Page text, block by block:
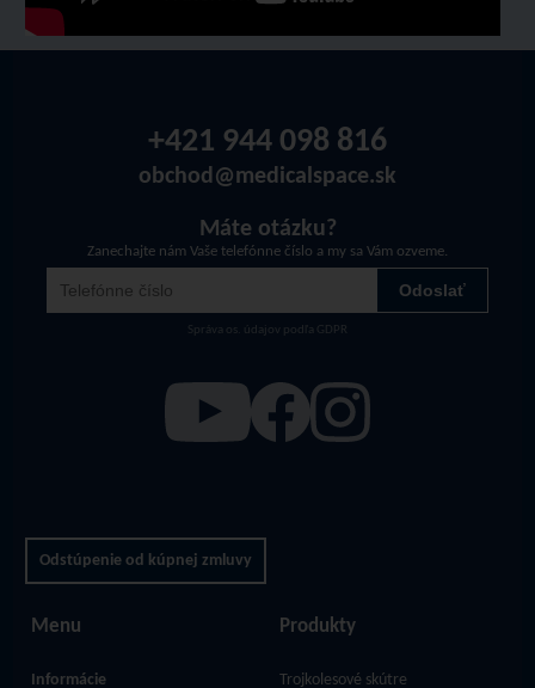
+421 944 098 816
obchod@medicalspace.sk
Máte otázku?
Zanechajte nám Vaše telefónne číslo a my sa Vám ozveme.
Správa os. údajov podľa GDPR
Odstúpenie od kúpnej zmluvy
Menu
Informácie
Produkty
Trojkolesové skútre